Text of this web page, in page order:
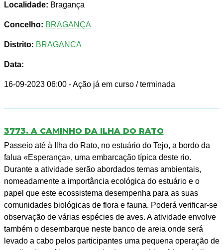
Localidade: Bragança
Concelho: BRAGANÇA
Distrito: BRAGANCA
Data:
16-09-2023 06:00 - Ação já em curso / terminada
3773. A CAMINHO DA ILHA DO RATO
Passeio até à Ilha do Rato, no estuário do Tejo, a bordo da
falua «Esperança», uma embarcação típica deste rio.
Durante a atividade serão abordados temas ambientais,
nomeadamente a importância ecológica do estuário e o
papel que este ecossistema desempenha para as suas
comunidades biológicas de flora e fauna. Poderá verificar-se
observação de várias espécies de aves. A atividade envolve
também o desembarque neste banco de areia onde será
levado a cabo pelos participantes uma pequena operação de